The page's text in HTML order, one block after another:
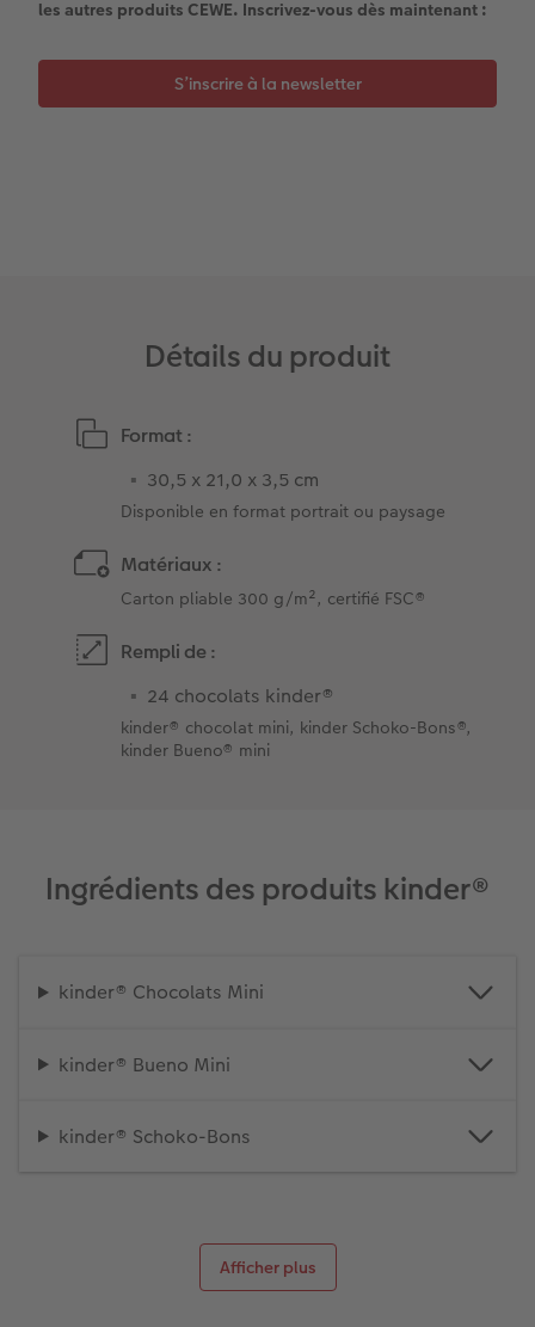
Coffeetable Book «Art Collection»
Accessoires
Multi-déco
Conseils décoration murale
Boîte à friandises personnalisée
Nouveautés
les autres produits CEWE. Inscrivez-vous dès maintenant :
S’inscrire à la newsletter
Détails du produit
Format :
30,5 x 21,0 x 3,5 cm
Disponible en format portrait ou paysage
Matériaux :
Carton pliable 300 g/m², certifié FSC®
Rempli de :
24 chocolats kinder®
kinder® chocolat mini, kinder Schoko-Bons®,
kinder Bueno® mini
Ingrédients des produits kinder®
kinder® Chocolats Mini
kinder® Bueno Mini
kinder® Schoko-Bons
Afficher plus